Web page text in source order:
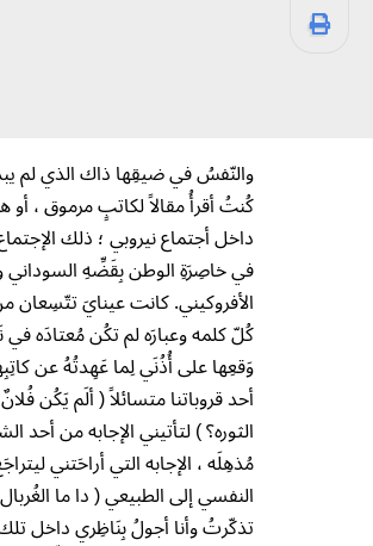
والنّفسُ في ضيقِها ذاك الذي لم
كُنتُ أقرأُ مقالاً لكاتبٍ مرموق ،
داخل أجتماع نيروبي ؛ ذلك
في خاصِرَةِ الوطن بِقَضِّهِ
الأفروكيني. كانت عينايَ
كُلّ كلمه وعبارَه لم تكُن مُعتادَه في
وَقعِها على أُذُنَي لِما عَهِدتُهُ عن
أحد قروباتنا متسائلاً ( ألَم يَكُن
الثوره؟ ) لتأتيني الإجابه من
مُذهِلَه ، الإجابه التي أراحَتني
النفسي إلى الطبيعي ( دا ما
تذكّرتُ وأنا أجولُ بِنَاظِري داخل